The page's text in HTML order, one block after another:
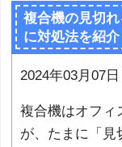
複合機の見切
に対処法を紹介
2024年03月07日
複合機はオフィ
が、たまに「見